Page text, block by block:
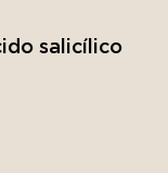
salicílico